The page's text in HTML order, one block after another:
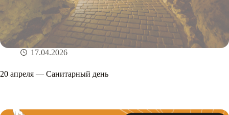
17.04.2026
20 апреля — Санитарный день